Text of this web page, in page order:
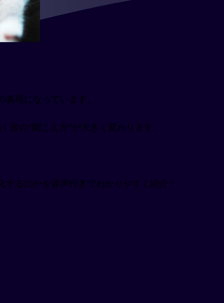
現になっています。
音の“聞こえ方”が大きく変わります。
るのかを音声付きでわかりやすく紹介！